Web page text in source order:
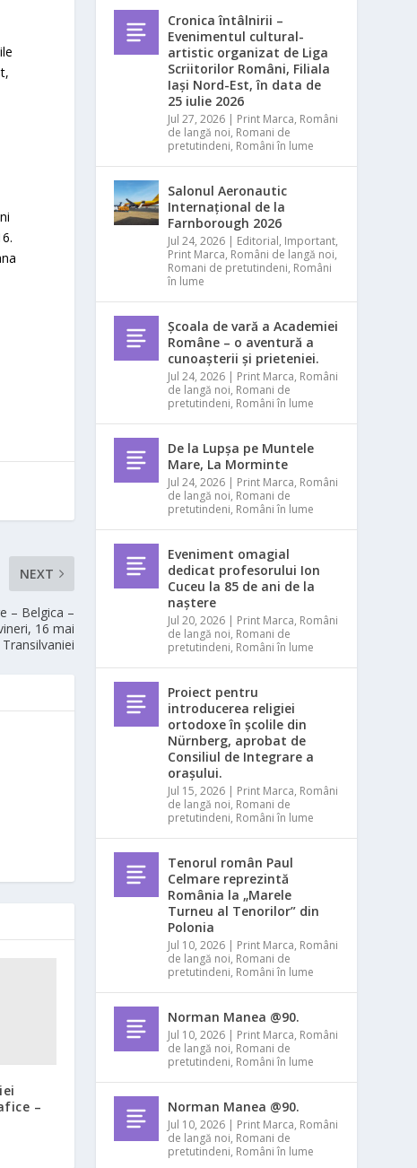
NEXT
– Belgica –
16 mai
–
Cronica întâlnirii –
Evenimentul cultural-
artistic organizat de Liga
Scriitorilor Români, Filiala
Iași Nord-Est, în data de
25 iulie 2026
Jul 27, 2026 | Print Marca, Români
de langă noi, Romani de
pretutindeni, Români în lume
Salonul Aeronautic
Internațional de la
Farnborough 2026
Jul 24, 2026 | Editorial, Important,
Print Marca, Români de langă noi,
Romani de pretutindeni, Români
în lume
Școala de vară a Academiei
Române – o aventură a
cunoașterii și prieteniei.
Jul 24, 2026 | Print Marca, Români
de langă noi, Romani de
pretutindeni, Români în lume
De la Lupșa pe Muntele
Mare, La Morminte
Jul 24, 2026 | Print Marca, Români
de langă noi, Romani de
pretutindeni, Români în lume
Eveniment omagial
dedicat profesorului Ion
Cuceu la 85 de ani de la
naștere
Jul 20, 2026 | Print Marca, Români
de langă noi, Romani de
pretutindeni, Români în lume
Proiect pentru
introducerea religiei
ortodoxe în școlile din
Nürnberg, aprobat de
Consiliul de Integrare a
orașului.
Jul 15, 2026 | Print Marca, Români
de langă noi, Romani de
pretutindeni, Români în lume
Tenorul român Paul
Celmare reprezintă
România la „Marele
Turneu al Tenorilor” din
Polonia
Jul 10, 2026 | Print Marca, Români
de langă noi, Romani de
pretutindeni, Români în lume
Norman Manea @90.
Jul 10, 2026 | Print Marca, Români
de langă noi, Romani de
pretutindeni, Români în lume
Norman Manea @90.
Jul 10, 2026 | Print Marca, Români
de langă noi, Romani de
pretutindeni, Români în lume